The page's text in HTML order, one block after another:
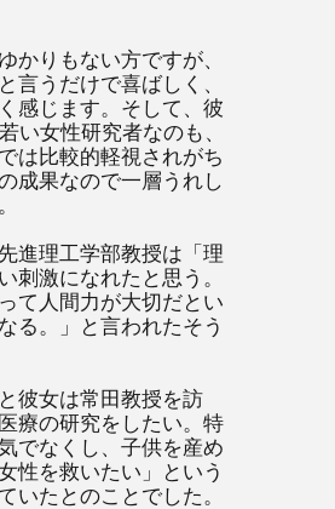
かりもない方ですが、
言うだけで喜ばしく、
感じます。そして、彼
い女性研究者なのも、
は比較的軽視されがち
成果なので一層うれし
進理工学部教授は「理
刺激になれたと思う。
て人間力が大切だとい
る。」と言われたそう
彼女は常田教授を訪
療の研究をしたい。特
でなくし、子供を産め
性を救いたい」という
いたとのことでした。